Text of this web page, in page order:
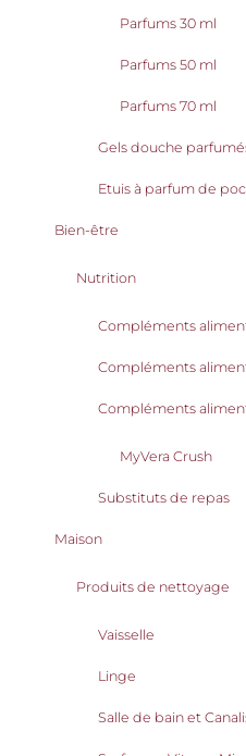
Parfums 30 ml
Parfums 50 ml
Parfums 70 ml
Gels douche
Etuis à parfum de
Bien-être
Nutrition
Compléments
Compléments
Compléments
MyVera Crush
Substituts de repas
Maison
Produits de nettoyage
Vaisselle
Linge
Salle de bain et